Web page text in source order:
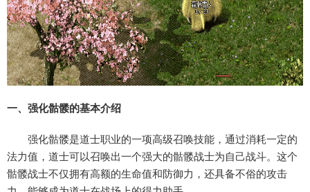
一、强化骷髅的基本介绍
强化骷髅是道士职业的一项高级召唤技能，通过消耗一定的
法力值，道士可以召唤出一个强大的骷髅战士为自己战斗。这个
骷髅战士不仅拥有高额的生命值和防御力，还具备不俗的攻击